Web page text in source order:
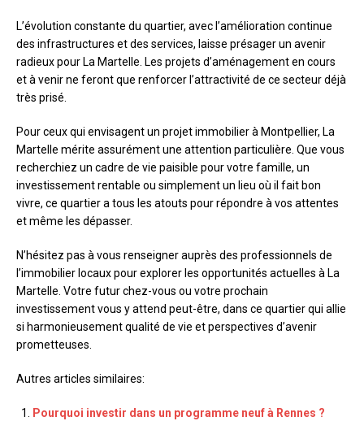
L’évolution constante du quartier, avec l’amélioration continue
des infrastructures et des services, laisse présager un avenir
radieux pour La Martelle. Les projets d’aménagement en cours
et à venir ne feront que renforcer l’attractivité de ce secteur déjà
très prisé.
Pour ceux qui envisagent un projet immobilier à Montpellier, La
Martelle mérite assurément une attention particulière. Que vous
recherchiez un cadre de vie paisible pour votre famille, un
investissement rentable ou simplement un lieu où il fait bon
vivre, ce quartier a tous les atouts pour répondre à vos attentes
et même les dépasser.
N’hésitez pas à vous renseigner auprès des professionnels de
l’immobilier locaux pour explorer les opportunités actuelles à La
Martelle. Votre futur chez-vous ou votre prochain
investissement vous y attend peut-être, dans ce quartier qui allie
si harmonieusement qualité de vie et perspectives d’avenir
prometteuses.
Autres articles similaires:
Pourquoi investir dans un programme neuf à Rennes ?